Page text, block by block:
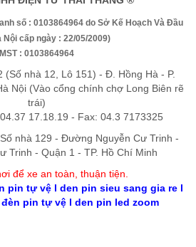
số : 0103864964 do Sở Kế Hoạch Và Đầu
Nội cấp ngày : 22/05/2009)
MST : 0103864964
(Số nhà 12, Lô 151) - Đ. Hồng Hà - P.
Nội (Vào cổng chính chợ Long Biên rẽ
trái)
17.18.19 - Fax: 04.3 7173325
nhà 129 - Đường Nguyễn Cư Trinh -
Trinh - Quận 1 - TP. Hồ Chí Minh
để xe an toàn, thuận tiện
pin tự vệl den pin sieu sang gia rel
đèn pin tự vệl den pin led zoom